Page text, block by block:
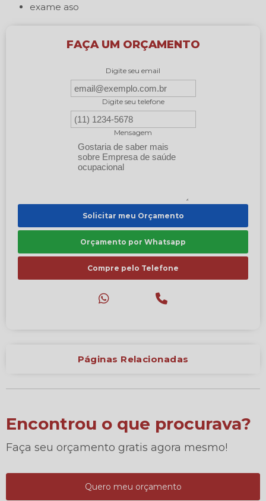
exame aso
FAÇA UM ORÇAMENTO
Digite seu email
Digite seu telefone
Mensagem
Solicitar meu Orçamento
Orçamento por Whatsapp
Compre pelo Telefone
Páginas Relacionadas
Encontrou o que procurava?
Faça seu orçamento gratis agora mesmo!
Quero meu orçamento